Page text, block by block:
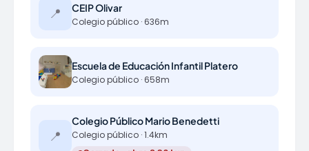
📍 CEIP Olivar
Colegio público · 636m
Escuela de Educación Infantil Platero
Colegio público · 658m
📍
Colegio Público Mario Benedetti
Colegio público · 1.4km